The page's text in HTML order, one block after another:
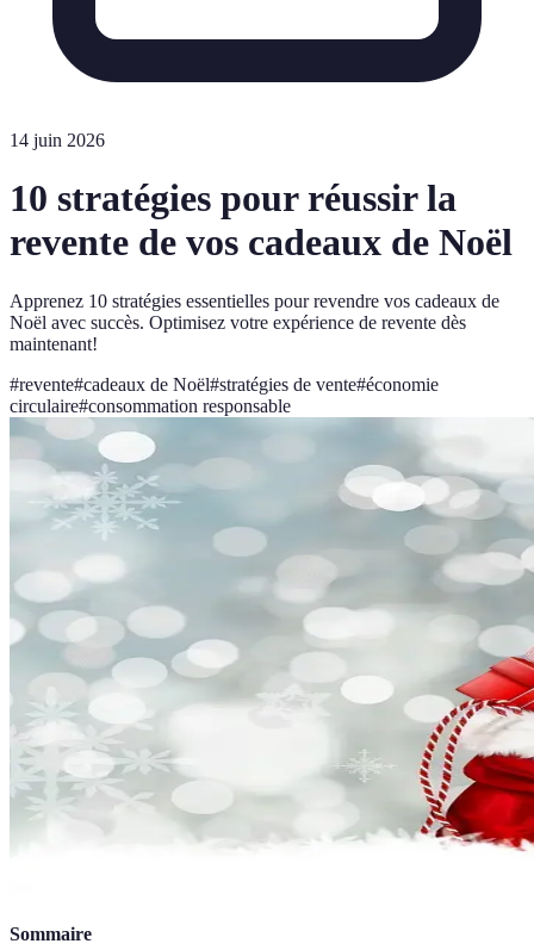
14 juin 2026
10 stratégies pour réussir la
revente de vos cadeaux de Noël
Apprenez 10 stratégies essentielles pour revendre vos cadeaux de
Noël avec succès. Optimisez votre expérience de revente dès
maintenant!
#revente#cadeaux de Noël#stratégies de vente#économie
circulaire#consommation responsable
Sommaire